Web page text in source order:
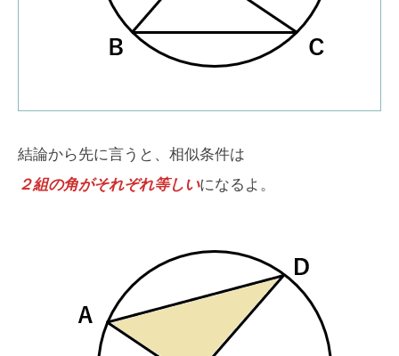
結論から先に言うと、相似条件は
２組の角がそれぞれ等しいになるよ。